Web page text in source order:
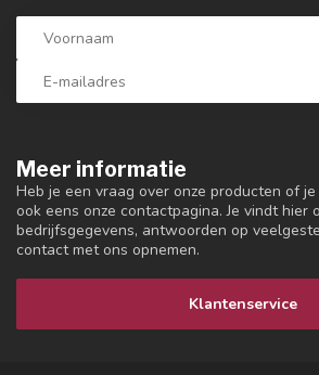
Meer informatie
Heb je een vraag over onze producten of
ook eens onze contactpagina. Je vindt hier
bedrijfsgegevens, antwoorden op
contact met ons opnemen.
Klantenservice